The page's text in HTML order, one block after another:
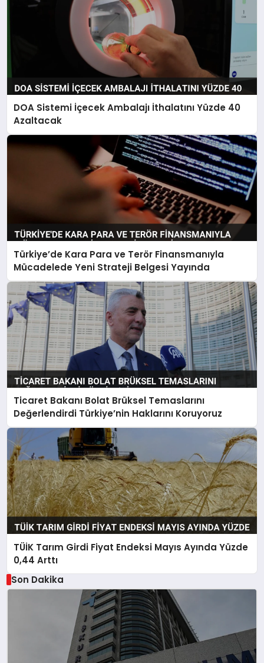
DOA Sistemi İçecek Ambalajı İthalatını Yüzde 40
Azaltacak
Türkiye’de Kara Para ve Terör Finansmanıyla
Mücadelede Yeni Strateji Belgesi Yayında
Ticaret Bakanı Bolat Brüksel Temaslarını
Değerlendirdi Türkiye’nin Haklarını Koruyoruz
TÜİK Tarım Girdi Fiyat Endeksi Mayıs Ayında Yüzde
0,44 Arttı
Son Dakika